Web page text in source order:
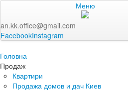
Меню
an.kk.office@gmail.com
FacebookInstagram
Головна
Продаж
Квартири
Продажа домов и дач Киев